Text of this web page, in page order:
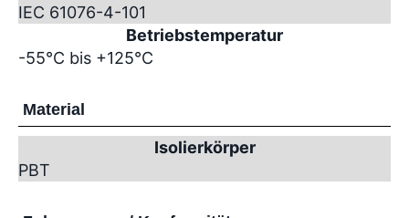
IEC 61076-4-101
Betriebstemperatur
-55°C bis +125°C
Material
Isolierkörper
PBT